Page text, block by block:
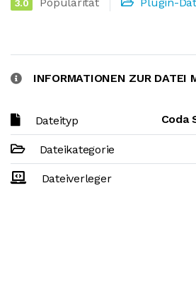
3.0
INFORMATIONEN ZUR DATEI
Dateityp Coda
Dateikategorie
Dateiverleger